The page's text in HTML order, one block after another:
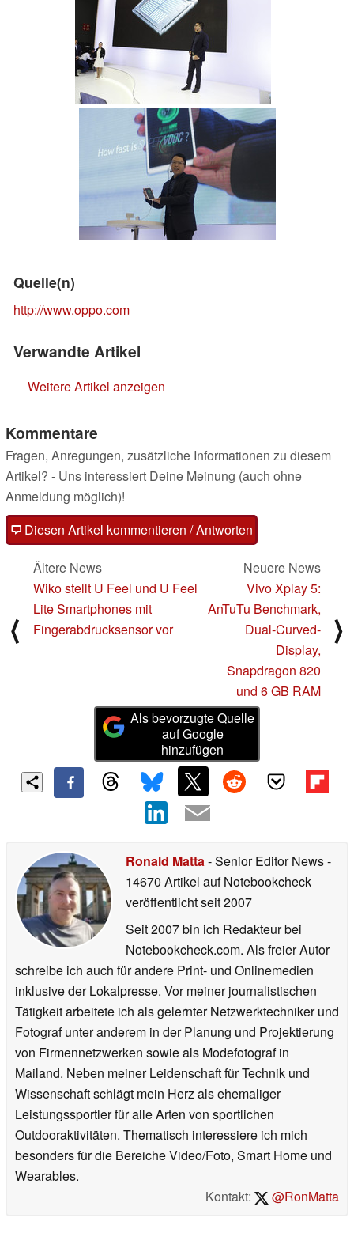
Quelle(n)
http://www.oppo.com
Verwandte Artikel
Weitere Artikel anzeigen
Kommentare
Fragen, Anregungen, zusätzliche Informationen zu diesem
Artikel? - Uns interessiert Deine Meinung (auch ohne
Anmeldung möglich)!
Diesen Artikel kommentieren / Antworten
⟨
Ältere News
Wiko stellt U Feel und U Feel
Lite Smartphones mit
Fingerabdrucksensor vor
Neuere News
Vivo Xplay 5:
AnTuTu Benchmark,
Dual-Curved-
Display,
Snapdragon 820
und 6 GB RAM
⟩
Als bevorzugte Quelle
auf Google
hinzufügen
Ronald Matta- Senior Editor News-
14670 Artikel auf Notebookcheck
veröffentlichtseit 2007
Seit 2007 bin ich Redakteur bei
Notebookcheck.com. Als freier Autor
schreibe ich auch für andere Print- und Onlinemedien
inklusive der Lokalpresse. Vor meiner journalistischen
Tätigkeit arbeitete ich als gelernter Netzwerktechniker und
Fotograf unter anderem in der Planung und Projektierung
von Firmennetzwerken sowie als Modefotograf in
Mailand. Neben meiner Leidenschaft für Technik und
Wissenschaft schlägt mein Herz als ehemaliger
Leistungssportler für alle Arten von sportlichen
Outdooraktivitäten. Thematisch interessiere ich mich
besonders für die Bereiche Video/Foto, Smart Home und
Wearables.
Kontakt:
@RonMatta